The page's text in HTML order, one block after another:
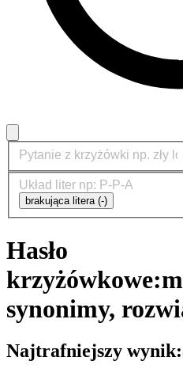
brakująca litera (-)
Hasło
krzyżówkowe:
synonimy,
Najtrafniejszy wynik: